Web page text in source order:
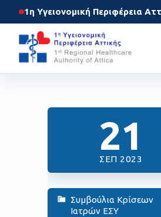
1η Υγειονομική Περιφέρεια
21
ΣΕΠ 2023
Συμβούλια Κρίσεων
Ιατρών ΕΣΥ